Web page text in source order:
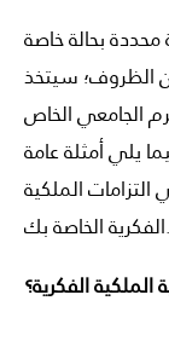
محددة بحالة خاصة
الظروف؛ سيتخذ
الجامعي الخاص
يلي أمثلة عامة
الملكية
الفكرية الخاصة بك.
الفكرية؟